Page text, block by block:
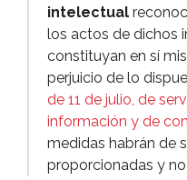
intelectual
los actos de dichos
constituyan en sí­
perjuicio de lo
de 11 de julio, de
información y de
medidas habrán de
proporcionadas y